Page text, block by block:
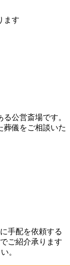
ます
公営斎場です。
葬儀をご相談いた
手配を依頼する
ご紹介承ります
。